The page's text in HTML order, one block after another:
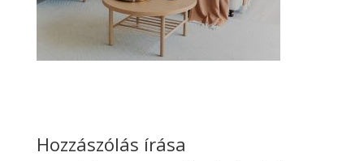
Hozzászólás írása